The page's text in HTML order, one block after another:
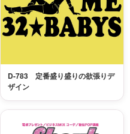
D-783 定番盛り盛りの欲張りデ
ザイン